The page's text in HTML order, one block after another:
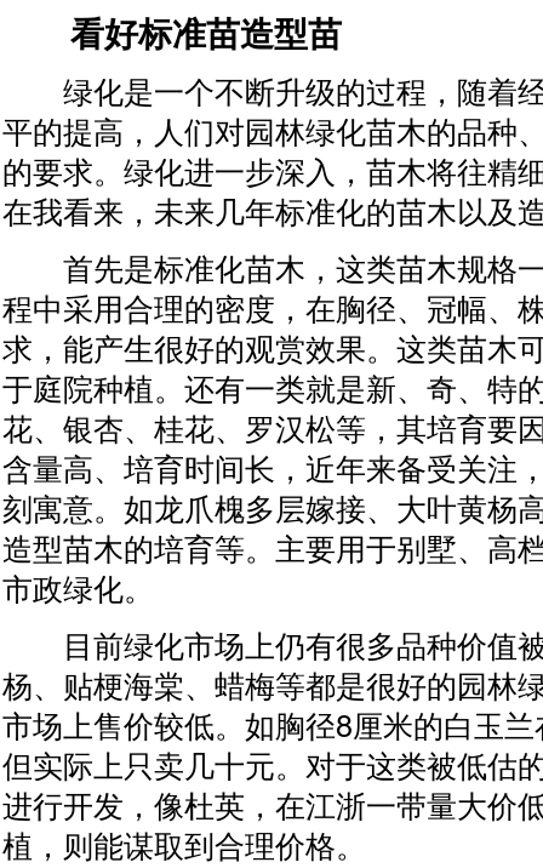
看好标准苗造型苗
绿化是一个不断升级的过程，随着
平的提高，人们对园林绿化苗木的品种
的要求。绿化进一步深入，苗木将往精
在我看来，未来几年标准化的苗木以及
首先是标准化苗木，这类苗木规格
程中采用合理的密度，在胸径、冠幅、
求，能产生很好的观赏效果。这类苗木
于庭院种植。还有一类就是新、奇、特
花、银杏、桂花、罗汉松等，其培育要
含量高、培育时间长，近年来备受关注
刻寓意。如龙爪槐多层嫁接、大叶黄杨
造型苗木的培育等。主要用于别墅、高
市政绿化。
目前绿化市场上仍有很多品种价值
杨、贴梗海棠、蜡梅等都是很好的园林
市场上售价较低。如胸径8厘米的白玉
但实际上只卖几十元。对于这类被低估
进行开发，像杜英，在江浙一带量大价
植，则能谋取到合理价格。